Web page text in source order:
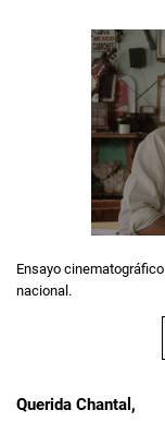
Ensayo
nacional.
Querida Chantal,